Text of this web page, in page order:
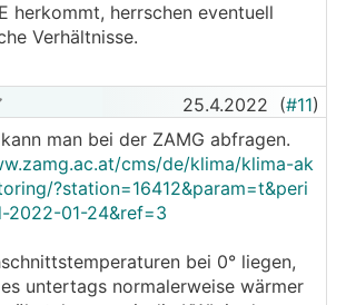
herkommt, herrschen eventuell
Verhältnisse.
25.4.2022 (#11)
man bei der ZAMG abfragen.
cms/de/klima/klima-ak
?station=16412&param=t&peri
2022-01-24&ref=3
bei 0° liegen,
untertags normalerweise wärmer